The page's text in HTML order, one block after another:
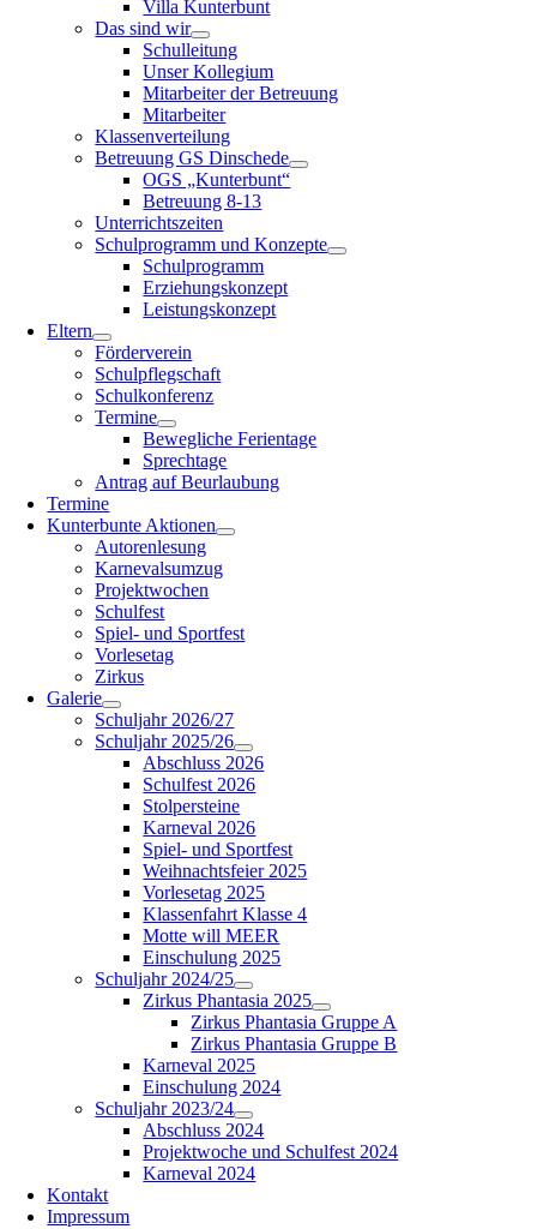
Villa Kunterbunt
Das sind wir
Schulleitung
Unser Kollegium
Mitarbeiter der Betreuung
Mitarbeiter
Klassenverteilung
Betreuung GS Dinschede
OGS „Kunterbunt“
Betreuung 8-13
Unterrichtszeiten
Schulprogramm und Konzepte
Schulprogramm
Erziehungskonzept
Leistungskonzept
Eltern
Förderverein
Schulpflegschaft
Schulkonferenz
Termine
Bewegliche Ferientage
Sprechtage
Antrag auf Beurlaubung
Termine
Kunterbunte Aktionen
Autorenlesung
Karnevalsumzug
Projektwochen
Schulfest
Spiel- und Sportfest
Vorlesetag
Zirkus
Galerie
Schuljahr 2026/27
Schuljahr 2025/26
Abschluss 2026
Schulfest 2026
Stolpersteine
Karneval 2026
Spiel- und Sportfest
Weihnachtsfeier 2025
Vorlesetag 2025
Klassenfahrt Klasse 4
Motte will MEER
Einschulung 2025
Schuljahr 2024/25
Zirkus Phantasia 2025
Zirkus Phantasia Gruppe A
Zirkus Phantasia Gruppe B
Karneval 2025
Einschulung 2024
Schuljahr 2023/24
Abschluss 2024
Projektwoche und Schulfest 2024
Karneval 2024
Kontakt
Impressum